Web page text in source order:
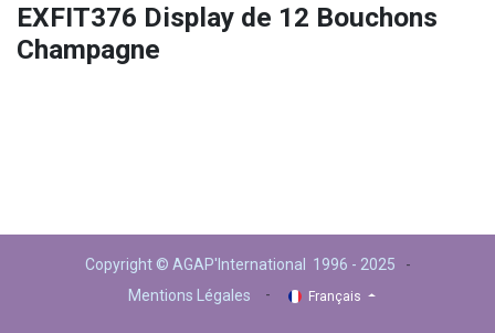
EXFIT376 Display de 12 Bouchons
Champagne
Copyright © AGAP'International 1996 - 2025 -
Mentions Légales
- Français